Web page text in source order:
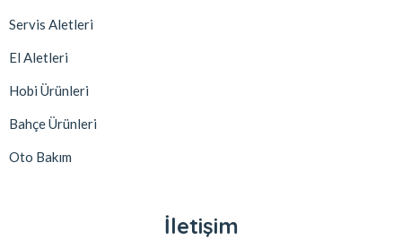
Servis Aletleri
El Aletleri
Hobi Ürünleri
Bahçe Ürünleri
Oto Bakım
İletişim